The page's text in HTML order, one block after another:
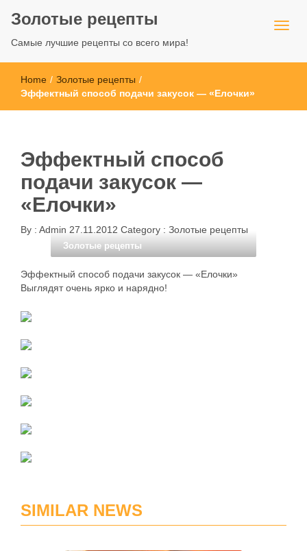
Золотые рецепты
Самые лучшие рецепты со всего мира!
Home / Золотые рецепты /
Эффектный способ подачи закусок — «Елочки»
Эффектный способ
подачи закусок —
«Елочки»
By : Admin 27.11.2012 Category : Золотые рецепты
Золотые рецепты
Эффектный способ подачи закусок — «Елочки»
Выглядят очень ярко и нарядно!
SIMILAR NEWS